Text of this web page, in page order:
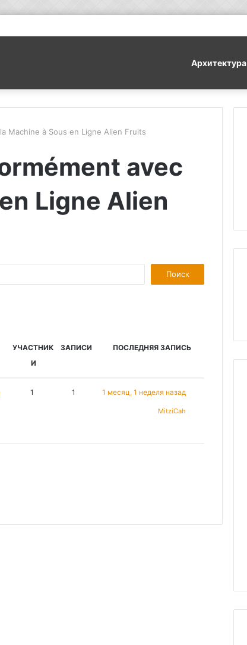
Архитектура
Machine à Sous en Ligne Alien Fruits
avec
Ligne Alien
УЧАСТНИК
И
ЗАПИСИ ПОСЛЕДНЯЯ ЗАПИСЬ
1 1 1 месяц, 1 неделя назад
MitziCah